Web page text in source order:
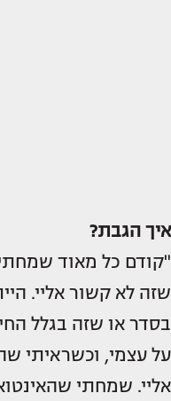
איך הגבת?
"קודם כל מאוד
שזה לא קשור אליי.
בסדר או שזה בגלל
על עצמי, וכשראיתי
אליי. שמחתי